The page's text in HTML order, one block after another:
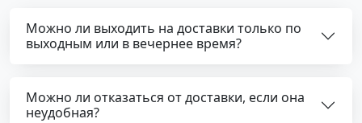
Можно ли выходить на доставки только по
выходным или в вечернее время?
Можно ли отказаться от доставки, если она
неудобная?